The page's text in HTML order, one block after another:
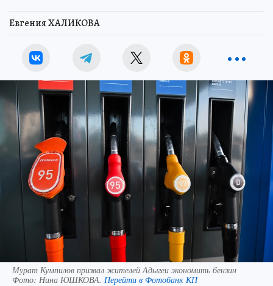
Евгения ХАЛИКОВА
Мурат Кумпилов призвал жителей Адыгеи экономить бензин
Фото: Нина ЮШКОВА. Перейти в Фотобанк КП